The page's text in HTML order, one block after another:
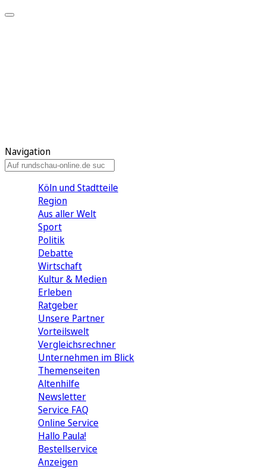
Navigation
Köln und Stadtteile
Region
Aus aller Welt
Sport
Politik
Debatte
Wirtschaft
Kultur & Medien
Erleben
Ratgeber
Unsere Partner
Vorteilswelt
Vergleichsrechner
Unternehmen im Blick
Themenseiten
Altenhilfe
Newsletter
Service FAQ
Online Service
Hallo Paula!
Bestellservice
Anzeigen